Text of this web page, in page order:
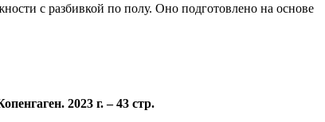
с разбивкой по полу. Оно подготовлено на основе
2023 г. – 43 стр.